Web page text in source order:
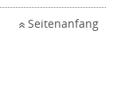
Seitenanfang